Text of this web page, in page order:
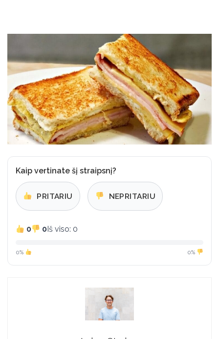
Kaip vertinate šį straipsnį?
PRITARIU NEPRITARIU
0 0 Iš viso: 0
0% 0%